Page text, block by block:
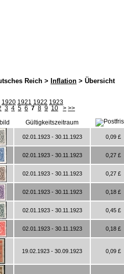
Reich > Inflation > Übersicht
1920 1921 1922 1923
3 4 5 6 7 8 9 10 > >>
Gültigkeitszeitraum
02.01.1923 - 30.11.1923 0,09 £
02.01.1923 - 30.11.1923 0,27 £
02.01.1923 - 30.11.1923 0,27 £
02.01.1923 - 30.11.1923 0,18 £
02.01.1923 - 30.11.1923 0,45 £
02.01.1923 - 30.11.1923 0,18 £
19.02.1923 - 30.09.1923 0,09 £